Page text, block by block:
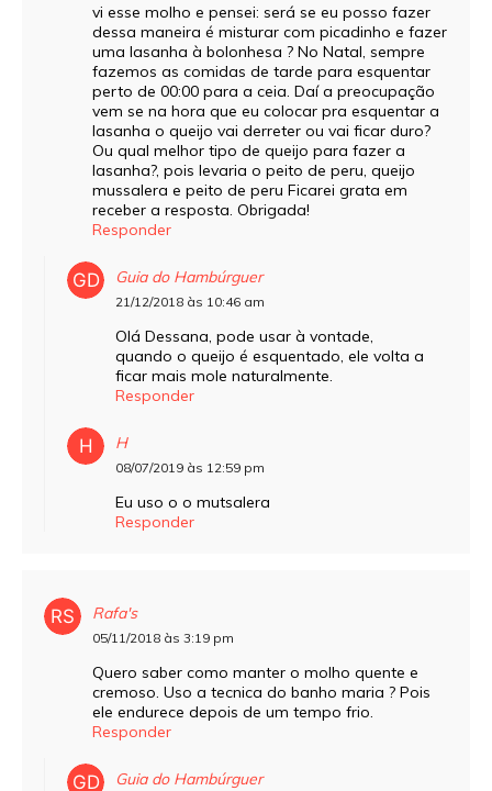
vi esse molho e pensei: será se eu posso fazer
dessa maneira é misturar com picadinho e fazer
uma lasanha à bolonhesa ? No Natal, sempre
fazemos as comidas de tarde para esquentar
perto de 00:00 para a ceia. Daí a preocupação
vem se na hora que eu colocar pra esquentar a
lasanha o queijo vai derreter ou vai ficar duro?
Ou qual melhor tipo de queijo para fazer a
lasanha?, pois levaria o peito de peru, queijo
mussalera e peito de peru Ficarei grata em
receber a resposta. Obrigada!
Responder
Guia do Hambúrguer
21/12/2018 às 10:46 am
Olá Dessana, pode usar à vontade,
quando o queijo é esquentado, ele volta a
ficar mais mole naturalmente.
Responder
H
08/07/2019 às 12:59 pm
Eu uso o o mutsalera
Responder
Rafa's
05/11/2018 às 3:19 pm
Quero saber como manter o molho quente e
cremoso. Uso a tecnica do banho maria ? Pois
ele endurece depois de um tempo frio.
Responder
Guia do Hambúrguer